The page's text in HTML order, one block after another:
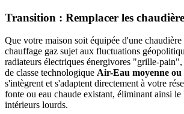
Transition : Remplacer les
Que votre maison soit équipée d'une
chauffage gaz sujet aux fluctuations
radiateurs électriques énergivores "grille-pain",
de classe technologique Air-Eau moyenne
s'intègrent et s'adaptent directement à votre
fonte ou eau chaude existant, éliminant ainsi
intérieurs lourds.